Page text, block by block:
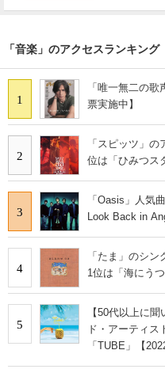
「音楽」のアクセスランキング
1
「唯一無二の
票実施中】
2
「スピッツ」
位は「ひみつス
3
「Oasis」人気
Look Back in
4
「たま」のシ
1位は「海にう
5
【50代以上に
ド・アーティ
「TUBE」【